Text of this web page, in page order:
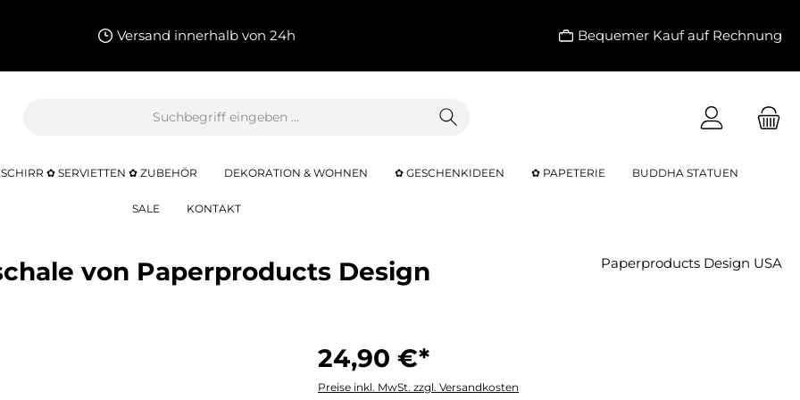
Versand innerhalb von 24h Bequemer Kauf auf Rechnung
✿ SERVIETTEN ✿ ZUBEHÖR DEKORATION & WOHNEN ✿ GESCHENKIDEEN ✿ PAPETERIE BUDDHA STATUEN
SALE KONTAKT
von Paperproducts Design Paperproducts Design USA
24,90 €*
Preise inkl. MwSt. zzgl. Versandkosten